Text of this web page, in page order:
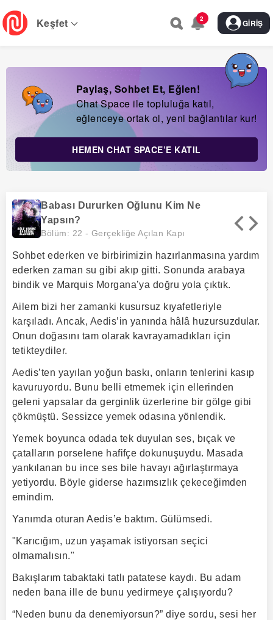
Skip
to
main
Keşfet 2 GIRIŞ
Paylaş, Sohbet Et, Eğlen!
Chat Space ile topluluğa katıl,
eğlenceye ortak ol, yeni bağlantılar kur!
HEMEN CHAT SPACE’E KATIL
Babası Dururken Oğlunu Kim Ne
Yapsın?
Bölüm: 22 - Gerçekliğe Açılan Kapı
Sohbet ederken ve birbirimizin hazırlanmasına yardım
ederken zaman su gibi akıp gitti. Sonunda arabaya
bindik ve Marquis Morgana’ya doğru yola çıktık.
Ailem bizi her zamanki kusursuz kıyafetleriyle
karşıladı. Ancak, Aedis’in yanında hâlâ huzursuzdular.
Onun doğasını tam olarak kavrayamadıkları için
tetikteydiler.
Aedis’ten yayılan yoğun baskı, onların tenlerini kasıp
kavuruyordu. Bunu belli etmemek için ellerinden
geleni yapsalar da gerginlik üzerlerine bir gölge gibi
çökmüştü. Sessizce yemek odasına yönlendik.
Yemek boyunca odada tek duyulan ses, bıçak ve
çatalların porselene hafifçe dokunuşuydu. Masada
yankılanan bu ince ses bile havayı ağırlaştırmaya
yetiyordu. Böyle giderse hazımsızlık çekeceğimden
emindim.
Yanımda oturan Aedis’e baktım. Gülümsedi.
"Karıcığım, uzun yaşamak istiyorsan seçici
olmamalısın."
Bakışlarım tabaktaki tatlı patatese kaydı. Bu adam
neden bana ille de bunu yedirmeye çalışıyordu?
“Neden bunu da denemiyorsun?” diye sordu, sesi her